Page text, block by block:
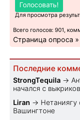
Голосовать!
Для просмотра
Всего голосов: 901,
Страница опроса »
Последние
StrongTequila →
начался с
Liran → Нетаниягу
Вашингтоне